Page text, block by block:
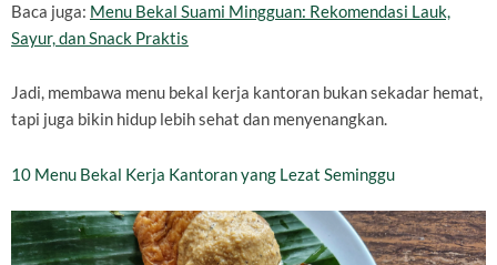
Baca juga: Menu Bekal Suami Mingguan: Rekomendasi Lauk,
Sayur, dan Snack Praktis
Jadi, membawa menu bekal kerja kantoran bukan sekadar hemat,
tapi juga bikin hidup lebih sehat dan menyenangkan.
10 Menu Bekal Kerja Kantoran yang Lezat Seminggu